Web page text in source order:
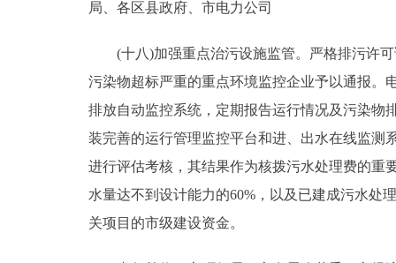
局、各区县政府、市电力公司
(十八)加强重点治污设施监管。严格排污许可
污染物超标严重的重点环境监控企业予以通报。
排放自动监控系统，定期报告运行情况及污染物
装完善的运行管理监控平台和进、出水在线监测
进行评估考核，其结果作为核拨污水处理费的重
水量达不到设计能力的60%，以及已建成污水处
关项目的市级建设资金。